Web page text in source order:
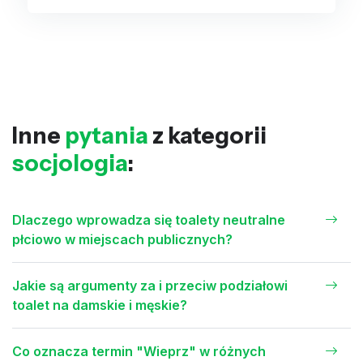
Inne pytania z kategorii
socjologia:
Dlaczego wprowadza się toalety neutralne
płciowo w miejscach publicznych?
Jakie są argumenty za i przeciw podziałowi
toalet na damskie i męskie?
Co oznacza termin "Wieprz" w różnych